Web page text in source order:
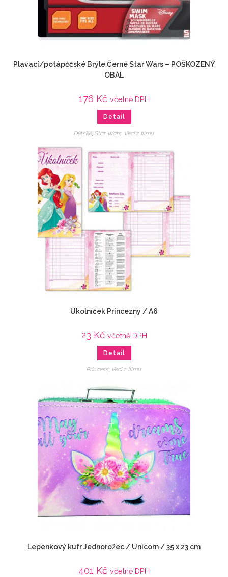
Plavací/potápěčské Brýle Černé Star Wars – POŠKOZENÝ
OBAL
176 Kč včetně DPH
Detail
Dětské, Star Wars, Veci z filmu
Úkolníček Princezny / A6
23 Kč včetně DPH
Detail
Princess Veci z filmu
Lepenkový kufr Jednorožec / Unicorn / 35 x 23 cm
401 Kč včetně DPH